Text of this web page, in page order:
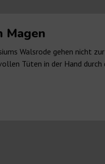
Magen
Walsrode gehen nicht
Tüten in der Hand